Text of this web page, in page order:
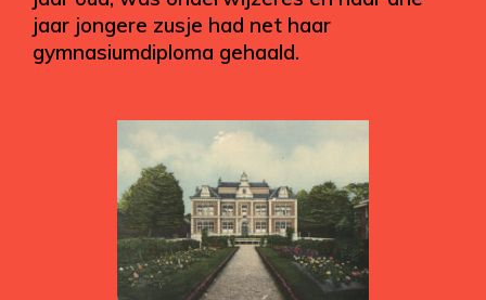
jaar jongere zusje had net haar
gymnasiumdiploma gehaald.